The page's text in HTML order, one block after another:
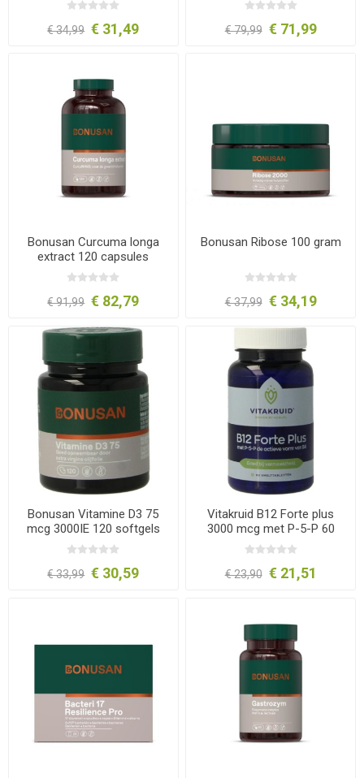
€ 34,99 € 31,49 € 79,99 € 71,99
Bonusan Curcuma longa
extract 120 capsules
€ 91,99 € 82,79
Bonusan Ribose 100 gram
€ 37,99 € 34,19
Bonusan Vitamine D3 75
mcg 3000IE 120 softgels
€ 33,99 € 30,59
Vitakruid B12 Forte plus
3000 mcg met P-5-P 60
tabletten
€ 23,90 € 21,51